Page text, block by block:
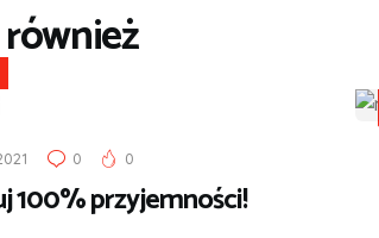
0 0
100% przyjemności!